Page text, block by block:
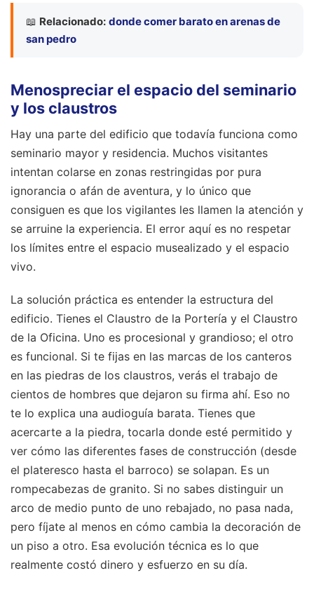
📖 Relacionado: donde comer barato en arenas de
san pedro
Menospreciar el espacio del seminario
y los claustros
Hay una parte del edificio que todavía funciona como
seminario mayor y residencia. Muchos visitantes
intentan colarse en zonas restringidas por pura
ignorancia o afán de aventura, y lo único que
consiguen es que los vigilantes les llamen la atención y
se arruine la experiencia. El error aquí es no respetar
los límites entre el espacio musealizado y el espacio
vivo.
La solución práctica es entender la estructura del
edificio. Tienes el Claustro de la Portería y el Claustro
de la Oficina. Uno es procesional y grandioso; el otro
es funcional. Si te fijas en las marcas de los canteros
en las piedras de los claustros, verás el trabajo de
cientos de hombres que dejaron su firma ahí. Eso no
te lo explica una audioguía barata. Tienes que
acercarte a la piedra, tocarla donde esté permitido y
ver cómo las diferentes fases de construcción (desde
el plateresco hasta el barroco) se solapan. Es un
rompecabezas de granito. Si no sabes distinguir un
arco de medio punto de uno rebajado, no pasa nada,
pero fíjate al menos en cómo cambia la decoración de
un piso a otro. Esa evolución técnica es lo que
realmente costó dinero y esfuerzo en su día.